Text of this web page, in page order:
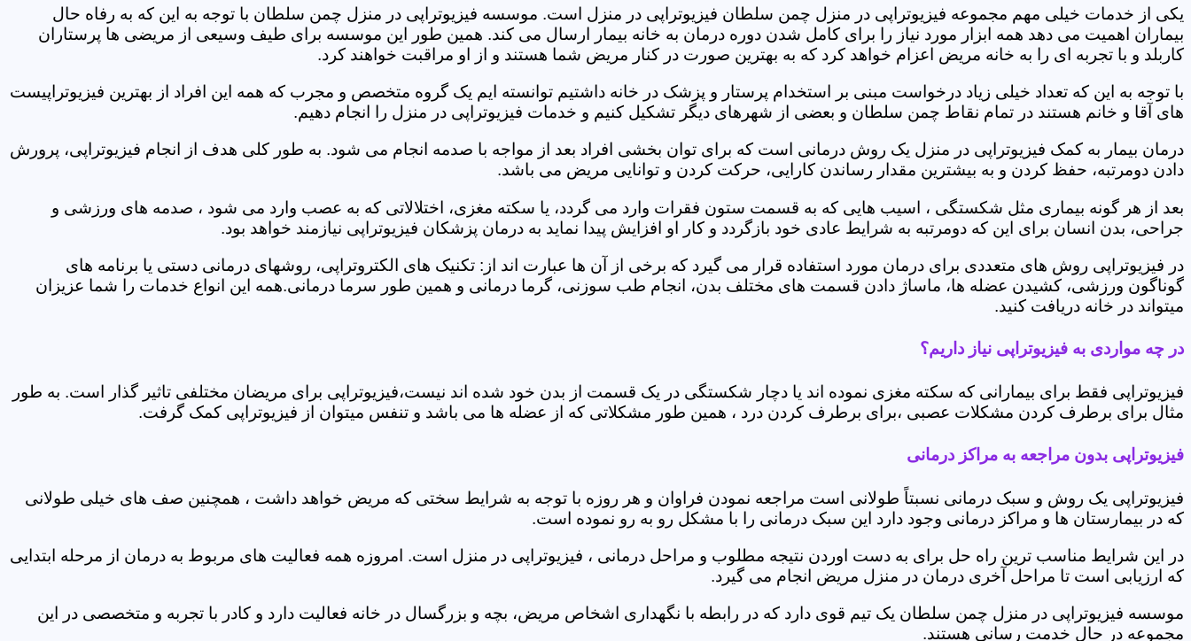
یکی از خدمات خیلی مهم مجموعه فیزیوتراپی در منزل چمن سلطان فیزیوتراپی در منزل است. موسسه فیزیوتراپی در منزل چمن سلطان با توجه به این که به رفاه حال
بیماران اهمیت می دهد همه ابزار مورد نیاز را برای کامل شدن دوره درمان به خانه بیمار ارسال می کند. همین طور این موسسه برای طیف وسیعی از مریضی ها پرستاران
کاربلد و با تجربه ای را به خانه مریض اعزام خواهد کرد که به بهترین صورت در کنار مریض شما هستند و از او مراقبت خواهند کرد.
با توجه به این که تعداد خیلی زیاد درخواست مبنی بر استخدام پرستار و پزشک در خانه داشتیم توانسته ایم یک گروه متخصص و مجرب که همه این افراد از بهترین فیزیوتراپیست
های آقا و خانم هستند در تمام نقاط چمن سلطان و بعضی از شهرهای دیگر تشکیل کنیم و خدمات فیزیوتراپی در منزل را انجام دهیم.
درمان بیمار به کمک فیزیوتراپی در منزل یک روش درمانی است که برای توان بخشی افراد بعد از مواجه با صدمه انجام می شود. به طور کلی هدف از انجام فیزیوتراپی، پرورش
دادن دومرتبه، حفظ کردن و به بیشترین مقدار رساندن کارایی، حرکت کردن و توانایی مریض می باشد.
بعد از هر گونه بیماری مثل شکستگی ، اسیب هایی که به قسمت ستون فقرات وارد می گردد، یا سکته مغزی، اختلالاتی که به عصب وارد می شود ، صدمه های ورزشی و
جراحی، بدن انسان برای این که دومرتبه به شرایط عادی خود بازگردد و کار او افزایش پیدا نماید به درمان پزشکان فیزیوتراپی نیازمند خواهد بود.
در فیزیوتراپی روش های متعددی برای درمان مورد استفاده قرار می گیرد که برخی از آن ها عبارت اند از: تکنیک های الکتروتراپی، روشهای درمانی دستی یا برنامه های
گوناگون ورزشی، کشیدن عضله ها، ماساژ دادن قسمت های مختلف بدن، انجام طب سوزنی، گرما درمانی و همین طور سرما درمانی.همه این انواع خدمات را شما عزیزان
میتواند در خانه دریافت کنید.
در چه مواردی به فیزیوتراپی نیاز داریم؟
فیزیوتراپی فقط برای بیمارانی که سکته مغزی نموده اند یا دچار شکستگی در یک قسمت از بدن خود شده اند نیست،فیزیوتراپی برای مریضان مختلفی تاثیر گذار است. به طور
مثال برای برطرف کردن مشکلات عصبی ،برای برطرف کردن درد ، همین طور مشکلاتی که از عضله ها می باشد و تنفس میتوان از فیزیوتراپی کمک گرفت.
فیزیوتراپی بدون مراجعه به مراکز درمانی
فیزیوتراپی یک روش و سبک درمانی نسبتاً طولانی است مراجعه نمودن فراوان و هر روزه با توجه به شرایط سختی که مریض خواهد داشت ، همچنین صف های خیلی طولانی
که در بیمارستان ها و مراکز درمانی وجود دارد این سبک درمانی را با مشکل رو به رو نموده است.
در این شرایط مناسب ترین راه حل برای به دست اوردن نتیجه مطلوب و مراحل درمانی ، فیزیوتراپی در منزل است. امروزه همه فعالیت های مربوط به درمان از مرحله ابتدایی
که ارزیابی است تا مراحل آخری درمان در منزل مریض انجام می گیرد.
موسسه فیزیوتراپی در منزل چمن سلطان یک تیم قوی دارد که در رابطه با نگهداری اشخاص مریض، بچه و بزرگسال در خانه فعالیت دارد و کادر با تجربه و متخصصی در این
مجموعه در حال خدمت رسانی هستند.